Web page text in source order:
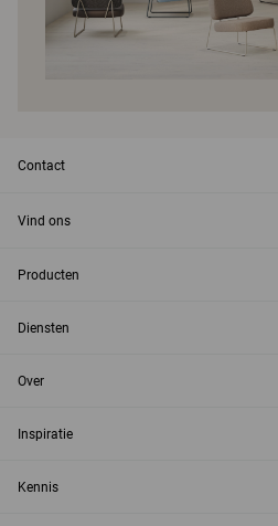
Contact
Vind ons
Producten
Diensten
Over
Inspiratie
Kennis